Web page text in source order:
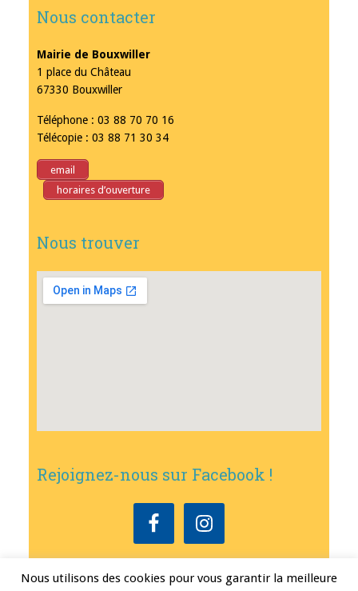
Nous contacter
Mairie de Bouxwiller
1 place du Château
67330 Bouxwiller
Téléphone : 03 88 70 70 16
Télécopie : 03 88 71 30 34
email
horaires d’ouverture
Nous trouver
Rejoignez-nous sur Facebook !
Mairie de Bouxwiller • Conception
Nous utilisons des cookies pour vous garantir la meilleure